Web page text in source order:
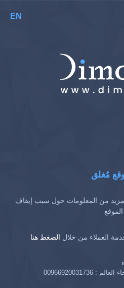
EN
مُغلق
من المعلومات حول سبب إيقاف
الموقع
العملاء من خلال الضغط هنا
العالم : 00966920031736